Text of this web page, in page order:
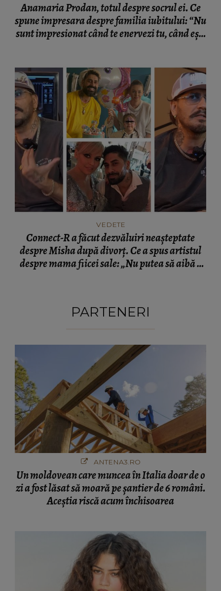
Anamaria Prodan, totul despre socrul ei. Ce
spune impresara despre familia iubitului: “Nu
sunt impresionat când te enervezi tu, când ești
VEDETE
Connect-R a făcut dezvăluiri neașteptate
despre Misha după divorț. Ce a spus artistul
despre mama fiicei sale: „Nu putea să aibă o
PARTENERI
ANTENA3.RO
Un moldovean care muncea în Italia doar de o
zi a fost lăsat să moară pe şantier de 6 români.
Aceștia riscă acum închisoarea